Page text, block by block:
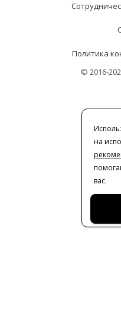
Политика
© 2016-
на
вас.